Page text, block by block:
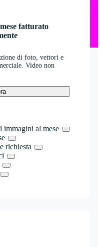
fatturato
di foto, vettori e
Video non
immagini al mese
richiesta